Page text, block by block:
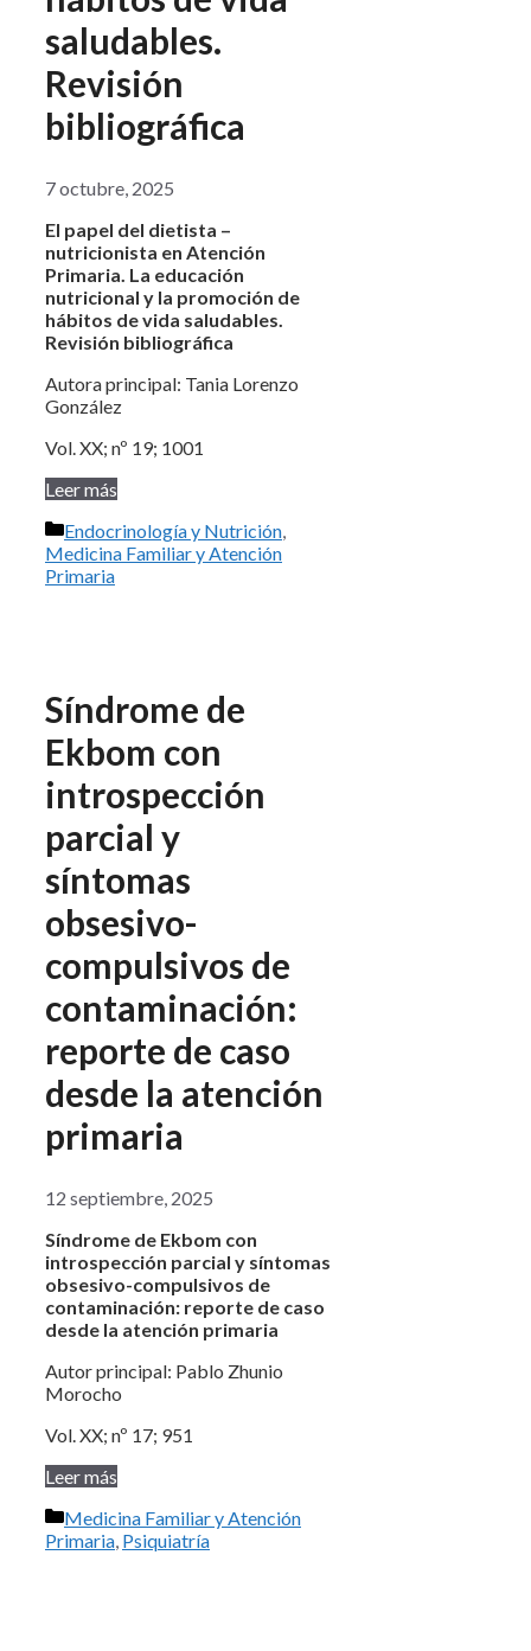
saludables.
Revisión
bibliográfica
7 octubre, 2025
El papel del dietista –
nutricionista en Atención
Primaria. La educación
nutricional y la promoción de
hábitos de vida saludables.
Revisión bibliográfica
Autora principal: Tania Lorenzo
González
Vol. XX; nº 19; 1001
Leer más
Categorías
Endocrinología y Nutrición,
Medicina Familiar y Atención
Primaria
Síndrome de
Ekbom con
introspección
parcial y
síntomas
obsesivo-
compulsivos de
contaminación:
reporte de caso
desde la atención
primaria
12 septiembre, 2025
Síndrome de Ekbom con
introspección parcial y síntomas
obsesivo-compulsivos de
contaminación: reporte de caso
desde la atención primaria
Autor principal: Pablo Zhunio
Morocho
Vol. XX; nº 17; 951
Leer más
Categorías
Medicina Familiar y Atención
Primaria, Psiquiatría